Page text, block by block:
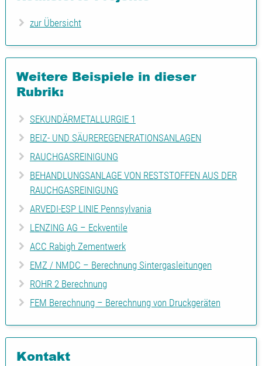
zur Übersicht
Weitere Beispiele in dieser
Rubrik:
SEKUNDÄRMETALLURGIE 1
BEIZ- UND SÄUREREGENERATIONSANLAGEN
RAUCHGASREINIGUNG
BEHANDLUNGSANLAGE VON RESTSTOFFEN AUS DER
RAUCHGASREINIGUNG
ARVEDI-ESP LINIE Pennsylvania
LENZING AG – Eckventile
ACC Rabigh Zementwerk
EMZ / NMDC – Berechnung Sintergasleitungen
ROHR 2 Berechnung
FEM Berechnung – Berechnung von Druckgeräten
Kontakt